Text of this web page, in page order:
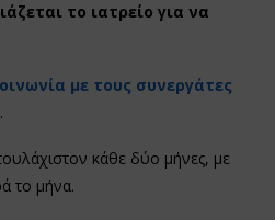
το ιατρείο για να
με τους συνεργάτες
κάθε δύο μήνες, με
το μήνα.